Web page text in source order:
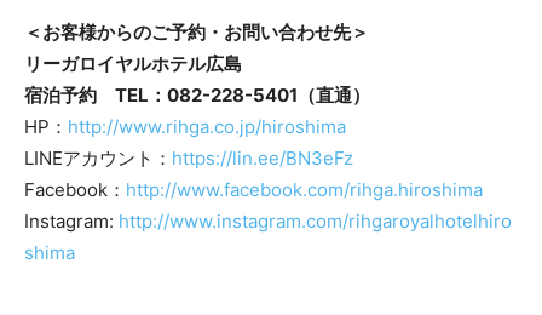
＜お客様からのご予約・お問い合わせ先＞
リーガロイヤルホテル広島
宿泊予約 TEL：082-228-5401（直通）
HP： http://www.rihga.co.jp/hiroshima
LINEアカウント： https://lin.ee/BN3eFz
Facebook： http://www.facebook.com/rihga.hiroshima
Instagram: http://www.instagram.com/rihgaroyalhotelhiro
shima